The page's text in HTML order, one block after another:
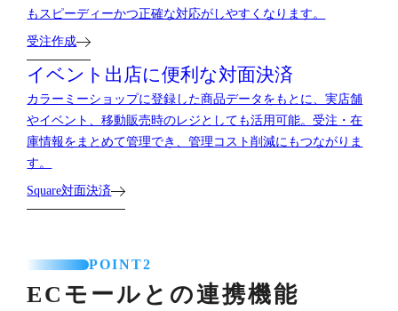
もスピーディーかつ正確な対応がしやすくなります。
受注作成
イベント出店に便利な対面決済
カラーミーショップに登録した商品データをもとに、実店舗
やイベント、移動販売時のレジとしても活用可能。受注・在
庫情報をまとめて管理でき、管理コスト削減にもつながりま
す。
Square対面決済
POINT2
ECモールとの連携機能